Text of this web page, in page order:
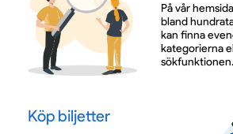
På vår
bland
kan finna
kategorierna
sökfunktionen.
Köp biljetter